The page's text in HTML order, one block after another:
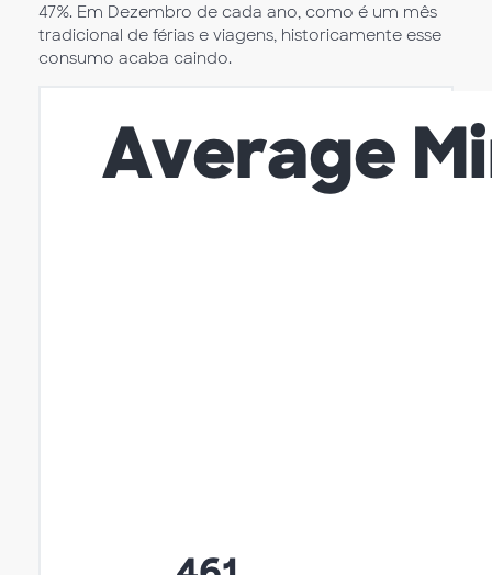
47%. Em Dezembro de cada ano, como é um mês
tradicional de férias e viagens, historicamente esse
consumo acaba caindo.